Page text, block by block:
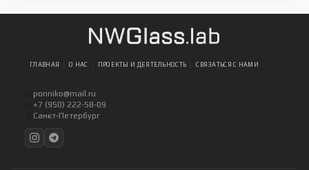
ГЛАВНАЯ О НАС ПРОЕКТЫ И ДЕЯТЕЛЬНОСТЬ СВЯЗАТЬСЯ С НАМИ
ponniko@mail.ru
+7 (950) 222-58-09
Санкт-Петербург